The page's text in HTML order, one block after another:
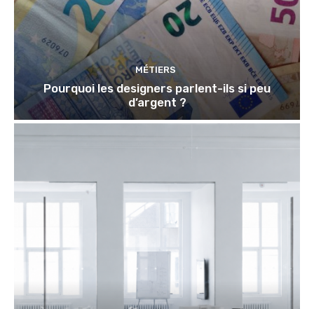
MÉTIERS
Pourquoi les designers parlent-ils si peu
d’argent ?